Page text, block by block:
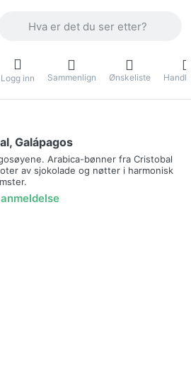
Logg inn Sammenlign Ønskeliste
Galápagos
Arabica-bønner fra Cristobal
av sjokolade og nøtter i harmonisk